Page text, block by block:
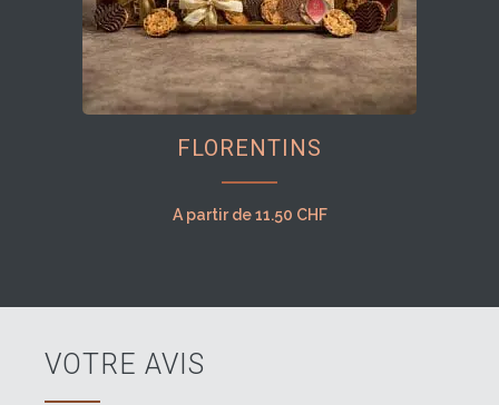
du
produit
être
FLORENTINS
A partir de11.50 CHF
VOTRE AVIS